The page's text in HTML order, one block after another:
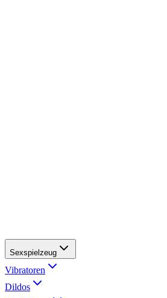
Sexspielzeug
Vibratoren
Dildos